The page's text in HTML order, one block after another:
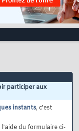
participer aux
instants, c'est
du formulaire ci-